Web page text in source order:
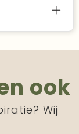
ook
Wij